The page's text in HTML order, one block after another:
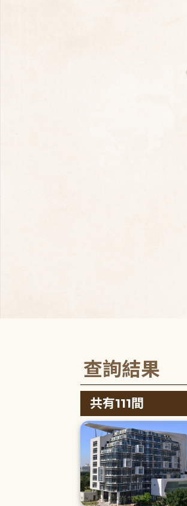
查詢結果
共有111間